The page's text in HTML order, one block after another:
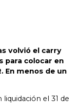
volvió el carry
para colocar en
En menos de un
el 31 de